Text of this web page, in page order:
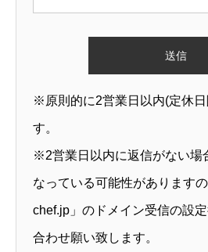
※原則的に2営業日以内(定休日
す。
※2営業日以内に返信がない場
なっている可能性があります
chef.jp」のドメイン受信の設
合わせ願い致します。